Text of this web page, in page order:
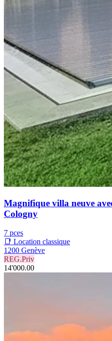
Magnifique villa neuve
Cologny
7 pces
📑 Location classique
1200 Genève
REG.Priv
14'000.00